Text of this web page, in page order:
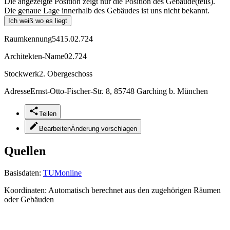
Die genaue Lage innerhalb des Gebäudes ist uns nicht bekannt.
Ich weiß wo es liegt
Raumkennung5415.02.724
Architekten-Name02.724
Stockwerk2. Obergeschoss
AdresseErnst-Otto-Fischer-Str. 8, 85748 Garching b. München
Teilen
BearbeitenÄnderung vorschlagen
Quellen
Basisdaten: TUMonline
Koordinaten: Automatisch berechnet aus den zugehörigen Räumen
oder Gebäuden